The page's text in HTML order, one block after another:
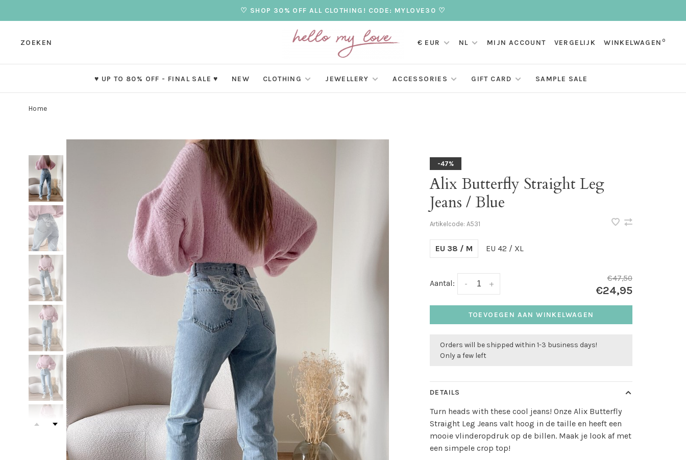
♡ SHOP 30% OFF ALL CLOTHING! CODE: MYLOVE30 ♡
ZOEKEN € EUR NL MIJN ACCOUNT VERGELIJK WINKELWAGEN 0
♥ UP TO 80% OFF - FINAL SALE ♥ NEW CLOTHING JEWELLERY ACCESSORIES GIFT CARD SAMPLE SALE
Home
-47%
Alix Butterfly Straight Leg
Jeans / Blue
Artikelcode: A531
EU 38 / M EU 42 / XL
Aantal: +
-
€47,50
€24,95
TOEVOEGEN AAN WINKELWAGEN
Orders will be shipped within 1-3 business days!
Only a few left
DETAILS
Turn heads with these cool jeans! Onze Alix Butterfly
Straight Leg Jeans valt hoog in de taille en heeft een
mooie vlinderopdruk op de billen. Maak je look af met
een simpele crop top!